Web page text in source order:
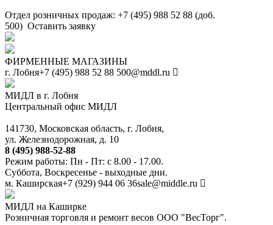
Отдел розничных продаж: +7 (495) 988 52 88 (доб.
500) Оставить заявку
ФИРМЕННЫЕ МАГАЗИНЫ
г. Лобня+7 (495) 988 52 88 500@mddl.ru
МИДЛ в г. Лобня
Центральный офис МИДЛ
141730, Московская область, г. Лобня,
ул. Железнодорожная, д. 10
8 (495) 988-52-88
Режим работы: Пн - Пт: с 8.00 - 17.00.
Суббота, Воскресенье - выходные дни.
м. Каширская+7 (929) 944 06 36sale@middle.ru
МИДЛ на Каширке
Розничная торговля и ремонт весов ООО "ВесТорг".